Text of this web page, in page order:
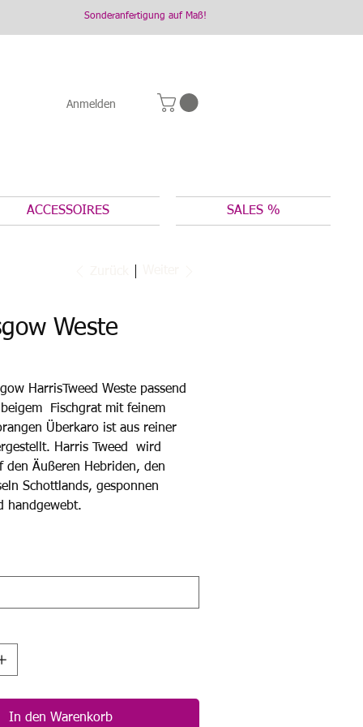
Sonderanfertigung auf Maß!
Anmelden
ACCESSOIRES SALES %
Weste
HarrisTweed Weste passend
Fischgrat mit feinem
Überkaro ist aus reiner
Harris Tweed wird
den Äußeren Hebriden, den
Schottlands, gesponnen
handgewebt.
In den Warenkorb